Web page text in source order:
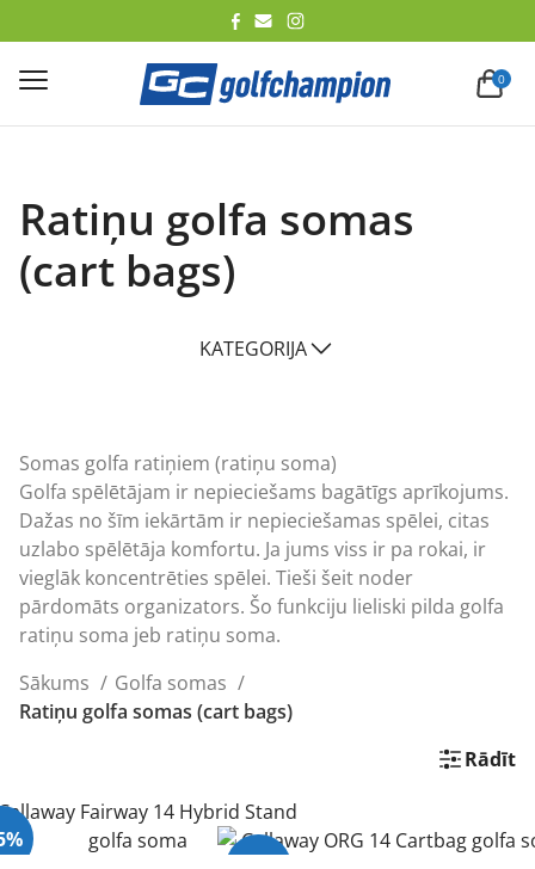
0
Ratiņu golfa somas
(cart bags)
KATEGORIJA
Somas golfa ratiņiem (ratiņu soma)
Golfa spēlētājam ir nepieciešams bagātīgs aprīkojums.
Dažas no šīm iekārtām ir nepieciešamas spēlei, citas
uzlabo spēlētāja komfortu. Ja jums viss ir pa rokai, ir
vieglāk koncentrēties spēlei. Tieši šeit noder
pārdomāts organizators. Šo funkciju lieliski pilda golfa
ratiņu soma jeb ratiņu soma.
Sākums
Golfa somas
Ratiņu golfa somas (cart bags)
Rādīt